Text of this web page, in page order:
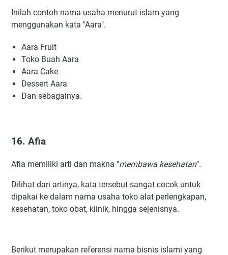
Inilah contoh nama usaha menurut islam yang
menggunakan kata "Aara".
Aara Fruit
Toko Buah Aara
Aara Cake
Dessert Aara
Dan sebagainya.
16. Afia
Afia memiliki arti dan makna "membawa kesehatan".
Dilihat dari artinya, kata tersebut sangat cocok untuk
dipakai ke dalam nama usaha toko alat perlengkapan,
kesehatan, toko obat, klinik, hingga sejenisnya.
Berikut merupakan referensi nama bisnis islami yang